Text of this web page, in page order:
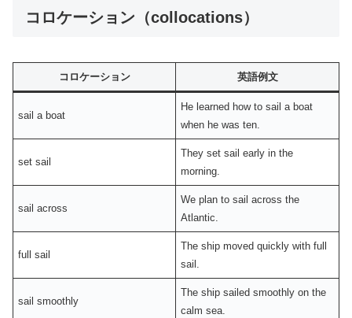
コロケーション（collocations）
コロケーション 英語例文
sail a boat
He learned how to sail a boat
when he was ten.
set sail
They set sail early in the
morning.
sail across
We plan to sail across the
Atlantic.
full sail
The ship moved quickly with full
sail.
sail smoothly
The ship sailed smoothly on the
calm sea.